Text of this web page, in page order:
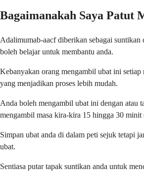
Bagaimanakah Saya Patut
Adalimumab-aacf diberikan sebagai suntikan
boleh belajar untuk membantu anda.
Kebanyakan orang mengambil ubat ini
yang menjadikan proses lebih mudah.
Anda boleh mengambil ubat ini dengan atau
mengambil masa kira-kira 15 hingga 30 minit
Simpan ubat anda di dalam peti sejuk tetapi
ubat.
Sentiasa putar tapak suntikan anda untuk